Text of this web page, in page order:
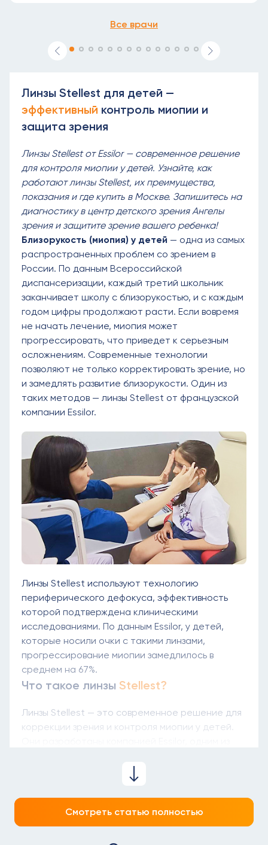
Все врачи
Линзы Stellest для детей —
эффективный контроль миопии и
защита зрения
Линзы Stellest от Essilor — современное решение
для контроля миопии у детей. Узнайте, как
работают линзы Stellest, их преимущества,
показания и где купить в Москве. Запишитесь на
диагностику в центр детского зрения Ангелы
зрения и защитите зрение вашего ребенка!
Близорукость (миопия) у детей — одна из самых
распространенных проблем со зрением в
России. По данным Всероссийской
диспансеризации, каждый третий школьник
заканчивает школу с близорукостью, и с каждым
годом цифры продолжают расти. Если вовремя
не начать лечение, миопия может
прогрессировать, что приведет к серьезным
осложнениям. Современные технологии
позволяют не только корректировать зрение, но
и замедлять развитие близорукости. Один из
таких методов — линзы Stellest от французской
компании Essilor.
Линзы Stellest используют технологию
периферического дефокуса, эффективность
которой подтверждена клиническими
исследованиями. По данным Essilor, у детей,
которые носили очки с такими линзами,
прогрессирование миопии замедлилось в
среднем на 67%.
Что такое линзы Stellest?
Линзы Stellest — это современное решение для
коррекции зрения и контроля миопии у детей.
зрение, но и помогают замедлить
прогрессирование близорукости.
Как работают линзыStellest?
Смотреть статью полностью